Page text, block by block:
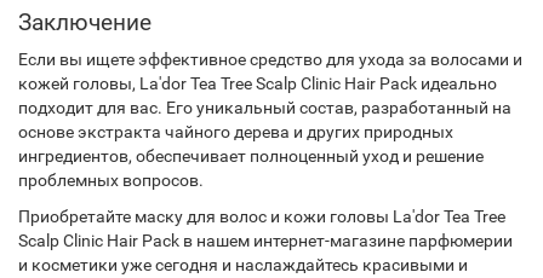
Заключение
Если вы ищете эффективное средство для ухода за волосами и
кожей головы, La'dor Tea Tree Scalp Clinic Hair Pack идеально
подходит для вас. Его уникальный состав, разработанный на
основе экстракта чайного дерева и других природных
ингредиентов, обеспечивает полноценный уход и решение
проблемных вопросов.
Приобретайте маску для волос и кожи головы La'dor Tea Tree
Scalp Clinic Hair Pack в нашем интернет-магазине парфюмерии
и косметики уже сегодня и наслаждайтесь красивыми и